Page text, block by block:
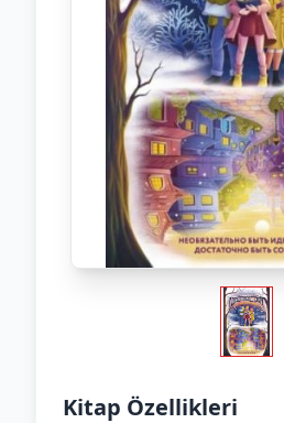
Kitap Özellikleri